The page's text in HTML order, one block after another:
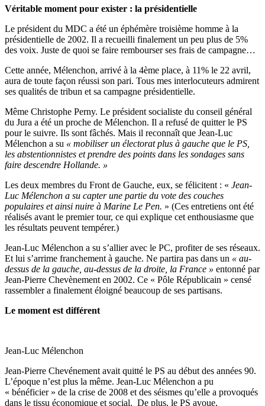
Véritable moment pour exister : la présidentielle
Le président du MDC a été un éphémère troisième homme à la
présidentielle de 2002. Il a recueilli finalement un peu plus de 5%
des voix. Juste de quoi se faire rembourser ses frais de campagne…
Cette année, Mélenchon, arrivé à la 4ème place, à 11% le 22 avril,
aura de toute façon réussi son pari. Tous mes interlocuteurs admirent
ses qualités de tribun et sa campagne présidentielle.
Même Christophe Perny. Le président socialiste du conseil général
du Jura a été un proche de Mélenchon. Il a refusé de quitter le PS
pour le suivre. Ils sont fâchés. Mais il reconnaît que Jean-Luc
Mélenchon a su « mobiliser un électorat plus à gauche que le PS,
les abstentionnistes et prendre des points dans les sondages sans
faire descendre Hollande. »
Les deux membres du Front de Gauche, eux, se félicitent : « Jean-
Luc Mélenchon a su capter une partie du vote des couches
populaires et ainsi nuire à Marine Le Pen. » (Ces entretiens ont été
réalisés avant le premier tour, ce qui explique cet enthousiasme que
les résultats peuvent tempérer.)
Jean-Luc Mélenchon a su s’allier avec le PC, profiter de ses réseaux.
Et lui s’arrime franchement à gauche. Ne partira pas dans un « au-
dessus de la gauche, au-dessus de la droite, la France » entonné par
Jean-Pierre Chevènement en 2002. Ce « Pôle Républicain » censé
rassembler a finalement éloigné beaucoup de ses partisans.
Le moment est différent
Jean-Luc Mélenchon
Jean-Pierre Chevénement avait quitté le PS au début des années 90.
L’époque n’est plus la même. Jean-Luc Mélenchon a pu
« bénéficier » de la crise de 2008 et des séismes qu’elle a provoqués
dans le tissu économique et social. De plus, le PS avoue,